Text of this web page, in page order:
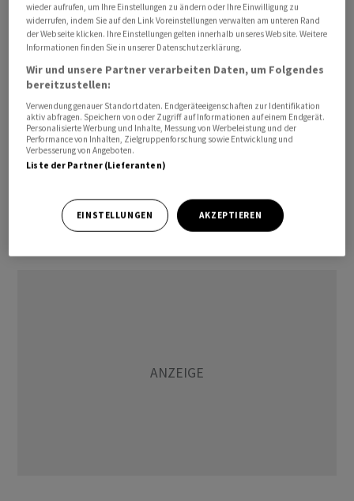
Die zusätzlichen 24 Milliarden an hartem Kernkapital für
die UBS AG würde zu einer CET1-Kapitalquote auf
Ebene der UBS Group AG konsolidiert von rund 19
Prozent führen.
Festhalten an Aktienrückkäufen von 2 Mrd
An den Kapitalrückzahlungsabsichten für das laufende
weiterhin die Dividende um rund 10 Prozent erhöhen
und Aktien im Wert von bis zu 2 Milliarden Dollar im
wieder aufrufen, um Ihre Einstellungen zu ändern oder Ihre Einwilligung zu
widerrufen, indem Sie auf den Link Voreinstellungen verwalten am unteren Rand
der Webseite klicken. Ihre Einstellungen gelten innerhalb unseres Website. Weitere
Informationen finden Sie in unserer Datenschutzerklärung.
Wir und unsere Partner verarbeiten Daten, um Folgendes
bereitzustellen:
Verwendung genauer Standortdaten. Endgeräteeigenschaften zur Identifikation
aktiv abfragen. Speichern von oder Zugriff auf Informationen auf einem Endgerät.
Personalisierte Werbung und Inhalte, Messung von Werbeleistung und der
Performance von Inhalten, Zielgruppenforschung sowie Entwicklung und
Verbesserung von Angeboten.
Liste der Partner (Lieferanten)
EINSTELLUNGEN AKZEPTIEREN